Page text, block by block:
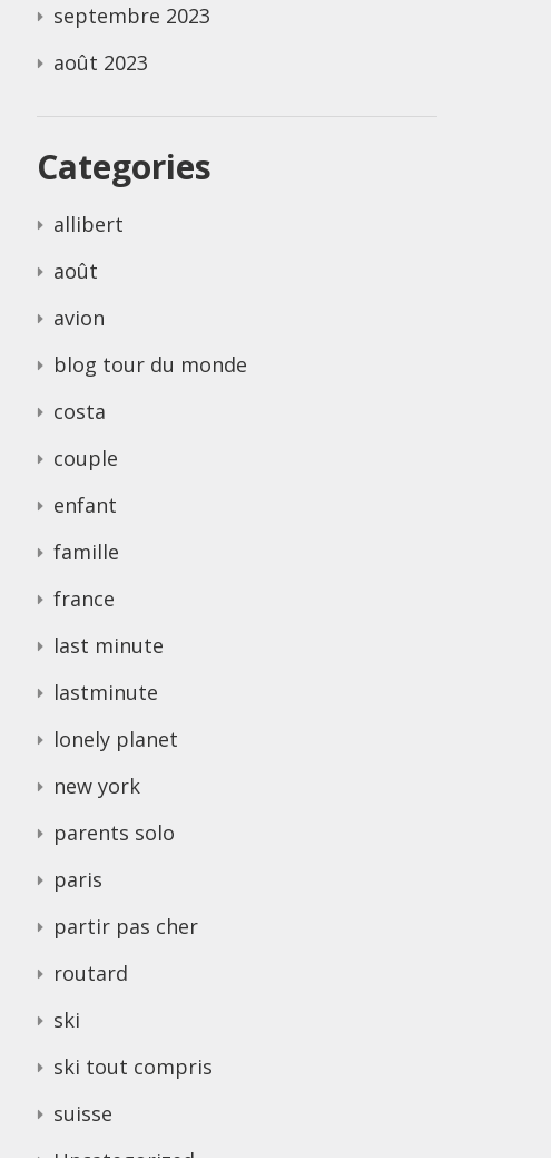
septembre 2023
août 2023
Categories
allibert
août
avion
blog tour du monde
costa
couple
enfant
famille
france
last minute
lastminute
lonely planet
new york
parents solo
paris
partir pas cher
routard
ski
ski tout compris
suisse